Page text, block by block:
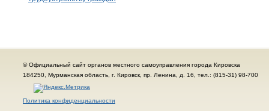
© Официальный сайт органов местного самоуправления города Кировска
184250, Мурманская область, г. Кировск, пр. Ленина, д. 16, тел.: (815-31) 98-700
Политика конфиденциальности